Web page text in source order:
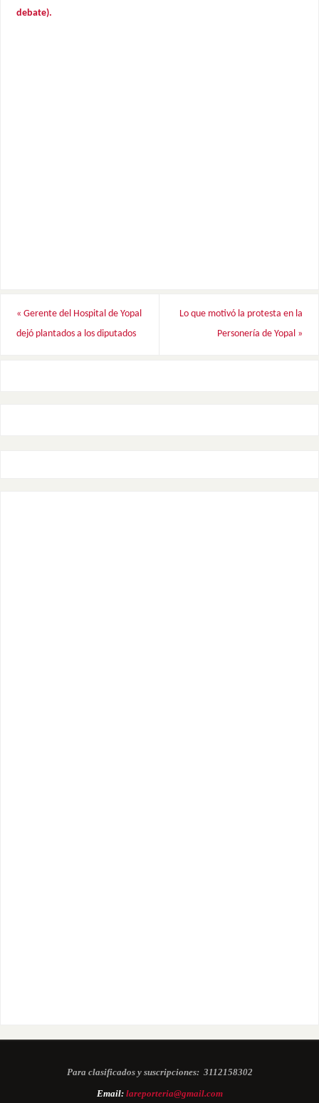
debate).
« Gerente del Hospital de Yopal
dejó plantados a los diputados
Lo que motivó la protesta en la
Personería de Yopal »
Para clasificados y suscripciones: 3112158302
Email: lareporteria@gmail.com